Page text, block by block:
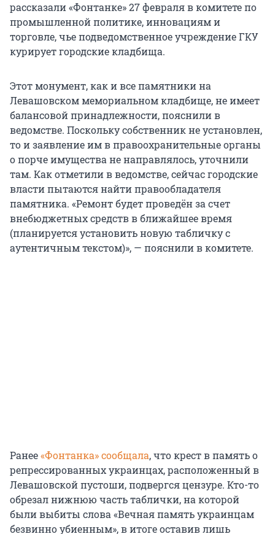
рассказали «Фонтанке» 27 февраля в комитете по
промышленной политике, инновациям и
торговле, чье подведомственное учреждение ГКУ
курирует городские кладбища.
Этот монумент, как и все памятники на
Левашовском мемориальном кладбище, не имеет
балансовой принадлежности, пояснили в
ведомстве. Поскольку собственник не установлен,
то и заявление им в правоохранительные органы
о порче имущества не направлялось, уточнили
там. Как отметили в ведомстве, сейчас городские
власти пытаются найти правообладателя
памятника. «Ремонт будет проведён за счет
внебюджетных средств в ближайшее время
(планируется установить новую табличку с
аутентичным текстом)», — пояснили в комитете.
Ранее«Фонтанка» сообщала, что крест в память о
репрессированных украинцах, расположенный в
Левашовской пустоши, подвергся цензуре. Кто-то
обрезал нижнюю часть таблички, на которой
были выбиты слова «Вечная память украинцам
безвинно убиенным», в итоге оставив лишь